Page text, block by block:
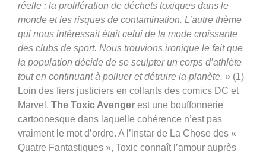
réelle : la prolifération de déchets toxiques dans le
monde et les risques de contamination. L’autre thème
qui nous intéressait était celui de la mode croissante
des clubs de sport. Nous trouvions ironique le fait que
la population décide de se sculpter un corps d’athlète
tout en continuant à polluer et détruire la planète. » (1)
Loin des fiers justiciers en collants des comics DC et
Marvel, The Toxic Avenger est une bouffonnerie
cartoonesque dans laquelle cohérence n’est pas
vraiment le mot d’ordre. A l’instar de La Chose des «
Quatre Fantastiques », Toxic connaît l’amour auprès